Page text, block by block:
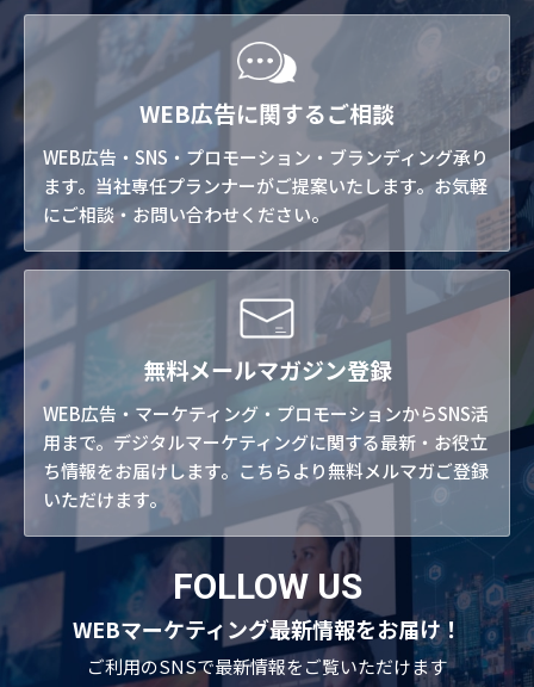
WEB広告に関するご相談
WEB広告・SNS・プロモーション・ブランディング承り
ます。当社専任プランナーがご提案いたします。お気軽
にご相談・お問い合わせください。
無料メールマガジン登録
WEB広告・マーケティング・プロモーションからSNS活
用まで。デジタルマーケティングに関する最新・お役立
ち情報をお届けします。こちらより無料メルマガご登録
いただけます。
FOLLOW US
WEBマーケティング最新情報をお届け！
ご利用のSNSで最新情報をご覧いただけます